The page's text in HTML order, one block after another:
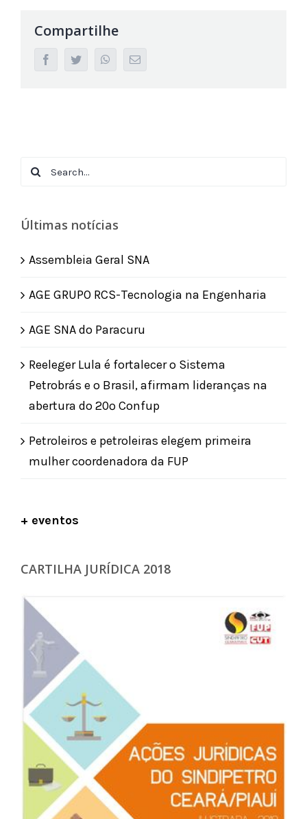
Compartilhe
facebooktwitter whatsappEmail
Search
Últimas notícias
Assembleia Geral SNA
AGE GRUPO RCS-Tecnologia na Engenharia
AGE SNA do Paracuru
Reeleger Lula é fortalecer o Sistema
Petrobrás e o Brasil, afirmam lideranças na
abertura do 20º Confup
Petroleiros e petroleiras elegem primeira
mulher coordenadora da FUP
+ eventos
CARTILHA JURÍDICA 2018